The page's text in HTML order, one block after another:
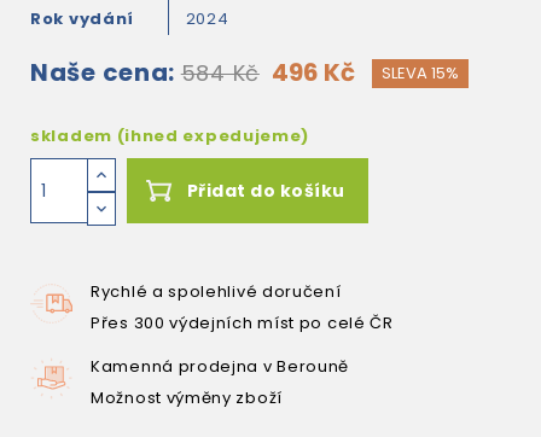
Rok vydání
2024
Naše cena: 584 Kč 496 Kč SLEVA 15%
skladem (ihned expedujeme)
Přidat do košíku
Rychlé a spolehlivé doručení
Přes 300 výdejních míst po celé ČR
Kamenná prodejna v Berouně
Možnost výměny zboží